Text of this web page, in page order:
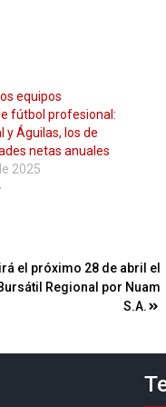
equipos
fútbol profesional:
y Águilas, los de
netas anuales
2025
el próximo 28 de abril el
Regional por Nuam
S.A.